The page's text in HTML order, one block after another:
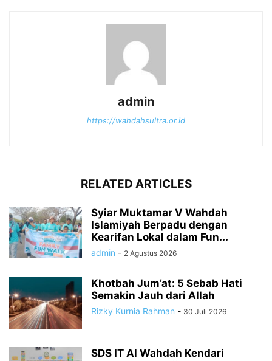
admin
https://wahdahsultra.or.id
RELATED ARTICLES
Syiar Muktamar V Wahdah
Islamiyah Berpadu dengan
Kearifan Lokal dalam Fun...
admin - 2 Agustus 2026
Khotbah Jum’at: 5 Sebab Hati
Semakin Jauh dari Allah
Rizky Kurnia Rahman - 30 Juli 2026
SDS IT Al Wahdah Kendari